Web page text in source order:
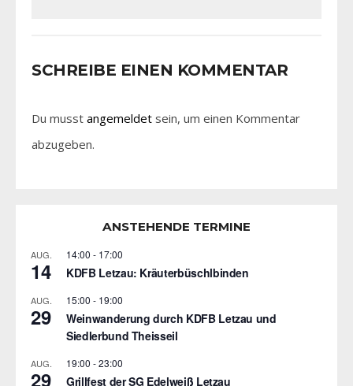
SCHREIBE EINEN KOMMENTAR
Du musst angemeldet sein, um einen Kommentar
abzugeben.
ANSTEHENDE TERMINE
AUG.
14
14:00 - 17:00
KDFB Letzau: Kräuterbüschlbinden
AUG.
29
15:00 - 19:00
Weinwanderung durch KDFB Letzau und
Siedlerbund Theisseil
AUG.
29
19:00 -23:00
Grillfest der SG Edelweiß Letzau